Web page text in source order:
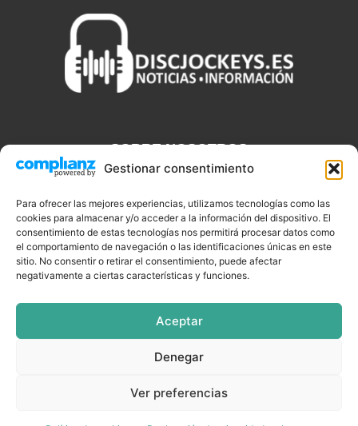
Gestionar consentimiento
Para ofrecer las mejores experiencias, utilizamos tecnologías como las
cookies para almacenar y/o acceder a la información del dispositivo. El
consentimiento de estas tecnologías nos permitirá procesar datos como
el comportamiento de navegación o las identificaciones únicas en este
sitio. No consentir o retirar el consentimiento, puede afectar
negativamente a ciertas características y funciones.
Aceptar
Denegar
Ver preferencias
SOBRE NOSOTROS
que necesitas saber sobre noticias, novedades, tecnologías y
aplicaciones que te ayudaran a ser un mejor Djs.
SÍGUENOS
EQUIPAMIENTO EVENTOS
TUTORIALES